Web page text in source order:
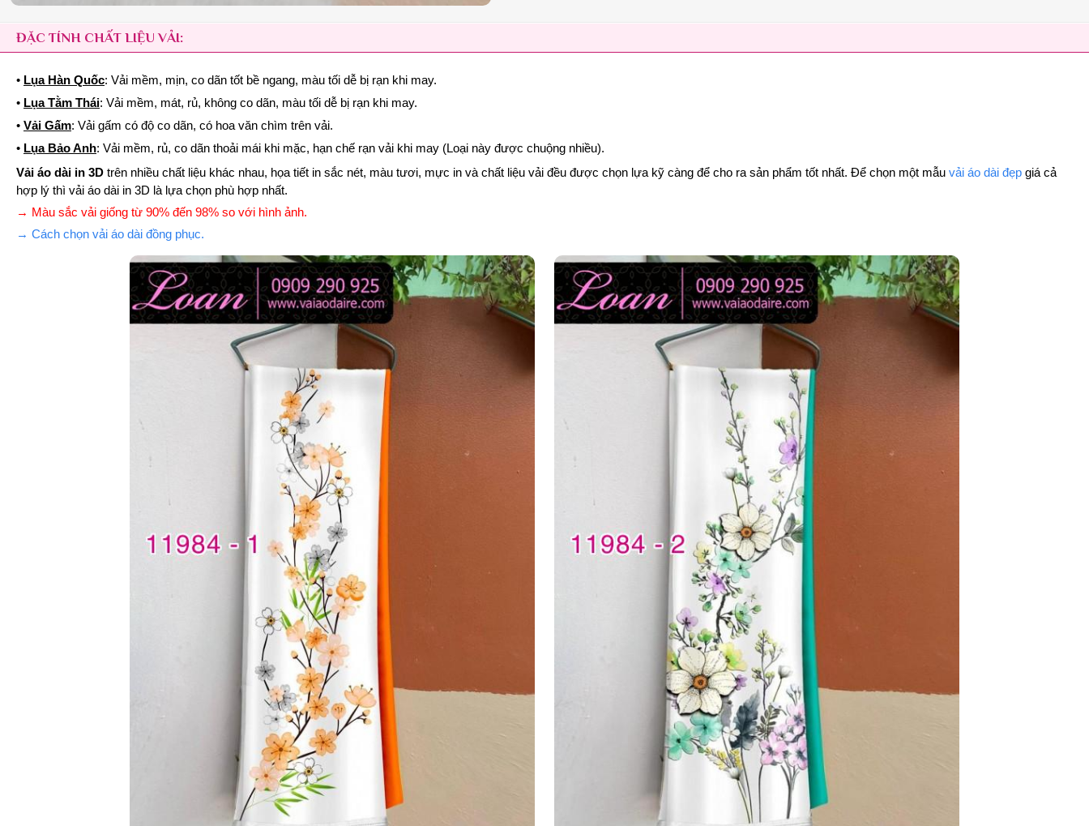
ĐẶC TÍNH CHẤT LIỆU VẢI:
• Lụa Hàn Quốc: Vải mềm, mịn, co dãn tốt bề ngang, màu tối dễ bị rạn khi may.
• Lụa Tằm Thái: Vải mềm, mát, rủ, không co dãn, màu tối dễ bị rạn khi may.
• Vải Gấm: Vải gấm có độ co dãn, có hoa văn chìm trên vải.
• Lụa Bảo Anh: Vải mềm, rủ, co dãn thoải mái khi mặc, hạn chế rạn vải khi may (Loại này được chuộng nhiều).
Vải áo dài in 3D trên nhiều chất liệu khác nhau, họa tiết in sắc nét, màu tươi, mực in và chất liệu vải đều được chọn lựa kỹ càng để cho ra sản phẩm tốt nhất. Để chọn một mẫu vải áo dài đẹp giá cả
hợp lý thì vải áo dài in 3D là lựa chọn phù hợp nhất.
→ Màu sắc vải giống từ 90% đến 98% so với hình ảnh.
→ Cách chọn vải áo dài đồng phục.